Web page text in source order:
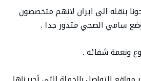
بنقله الى ايران لانهم متخصصون
سامي الصحي متدور جدا .
ونعمة شفائه .